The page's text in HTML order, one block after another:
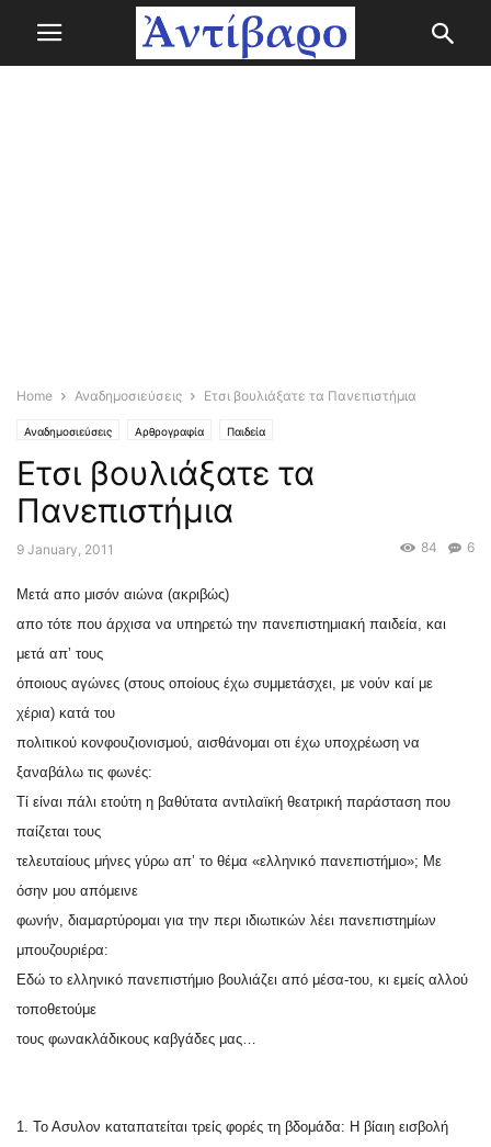
Home Αναδημοσιεύσεις Ετσι βουλιάξατε τα Πανεπιστήμια
Αναδημοσιεύσεις Αρθρογραφία Παιδεία
Ετσι βουλιάξατε τα
Πανεπιστήμια
9 January, 2011 6
84
Μετά απο μισόν αιώνα (ακριβώς)
απο τότε που άρχισα να υπηρετώ την πανεπιστημιακή παιδεία, και
μετά απ’ τους
όποιους αγώνες (στους οποίους έχω συμμετάσχει, με νούν καί με
χέρια) κατά του
πολιτικού κονφουζιονισμού, αισθάνομαι οτι έχω υποχρέωση να
ξαναβάλω τις φωνές:
Τί είναι πάλι ετούτη η βαθύτατα αντιλαϊκή θεατρική παράσταση που
παίζεται τους
τελευταίους μήνες γύρω απ’ το θέμα «ελληνικό πανεπιστήμιο»; Με
όσην μου απόμεινε
φωνήν, διαμαρτύρομαι για την περι ιδιωτικών λέει πανεπιστημίων
μπουζουριέρα:
Εδώ το ελληνικό πανεπιστήμιο βουλιάζει από μέσα-του, κι εμείς αλλού
τοποθετούμε
τους φωνακλάδικους καβγάδες μας…
1. Το Ασυλον καταπατείται τρείς φορές τη βδομάδα: Η βίαιη εισβολή